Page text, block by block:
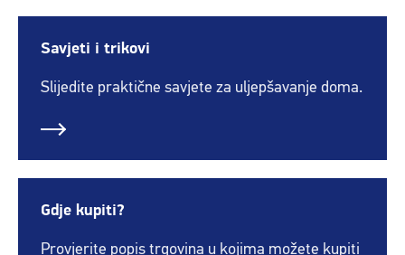
Savjeti i trikovi
Slijedite praktične savjete za uljepšavanje doma.
Gdje kupiti?
Provjerite popis trgovina u kojima možete kupiti